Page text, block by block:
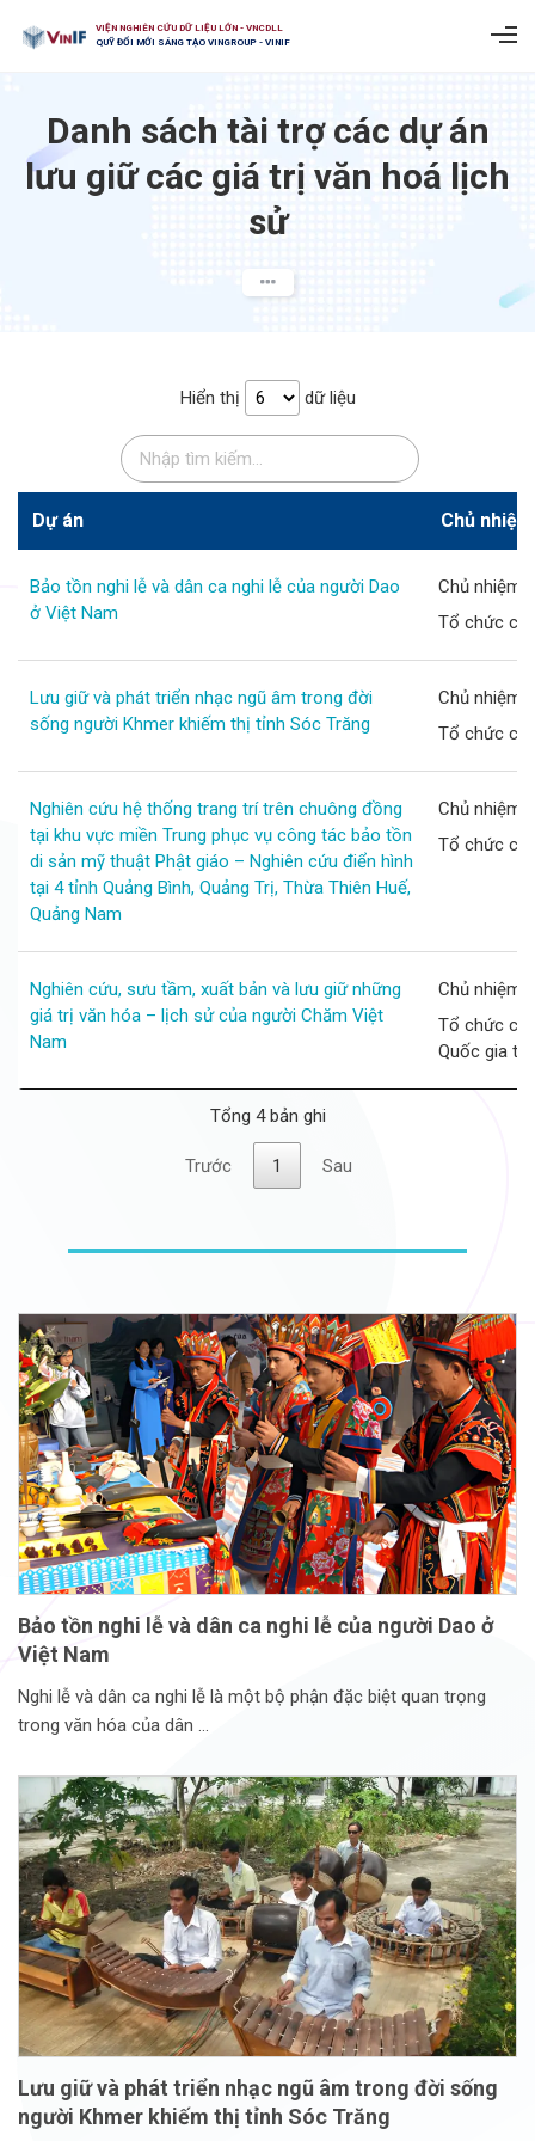
VIỆN NGHIÊN CỨU DỮ LIỆU LỚN - VNCDLL
QUỸ ĐỔI MỚI SÁNG TẠO VINGROUP - VINIF
Danh sách tài trợ các dự án
lưu giữ các giá trị văn hoá lịch
sử​
Hiển thị dữ liệu
Dự án Chủ
Bảo tồn nghi lễ và dân ca nghi lễ của người Dao
ở Việt Nam
Chủ nhiệm
Tổ chức
Lưu giữ và phát triển nhạc ngũ âm trong đời
sống người Khmer khiếm thị tỉnh Sóc Trăng
Chủ nhiệm
Tổ chức
Nghiên cứu hệ thống trang trí trên chuông đồng
tại khu vực miền Trung phục vụ công tác bảo tồn
di sản mỹ thuật Phật giáo – Nghiên cứu điển hình
tại 4 tỉnh Quảng Bình, Quảng Trị, Thừa Thiên Huế,
Quảng Nam
Chủ nhiệm
Tổ chức
Nghiên cứu, sưu tầm, xuất bản và lưu giữ những
giá trị văn hóa – lịch sử của người Chăm Việt
Nam
Chủ nhiệm
Tổ chức
Quốc gia
Tổng 4 bản ghi
Trước 1 Sau
Bảo tồn nghi lễ và dân ca nghi lễ của người Dao ở
Việt Nam
Nghi lễ và dân ca nghi lễ là một bộ phận đặc biệt quan trọng
trong văn hóa của dân
Lưu giữ và phát triển nhạc ngũ âm trong đời sống
người Khmer khiếm thị tỉnh Sóc Trăng